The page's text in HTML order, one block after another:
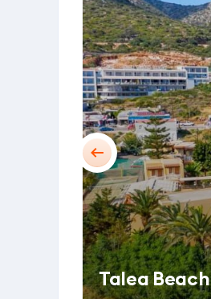
Talea Beach